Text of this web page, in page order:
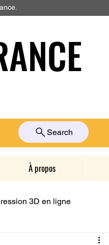
Search
À propos
3D en ligne